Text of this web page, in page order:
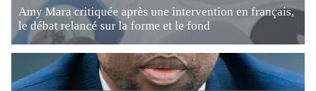
Amy Mara critiquée après une intervention en français,
le débat relancé sur la forme et le fond